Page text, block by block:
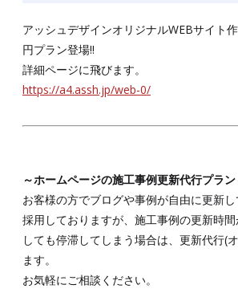
アッシュデザインオリジナルWEBサイト
円プラン登場!!
詳細ページに飛びます。
https://a4.assh.jp/web-0/
～ホームページの施工事例更新代行プラン
お客様の方でブログや事例が自由に更新
採用しておりますが、施工事例の更新時
しても停滞してしまう場合は、更新代行(
ます。
お気軽にご相談ください。